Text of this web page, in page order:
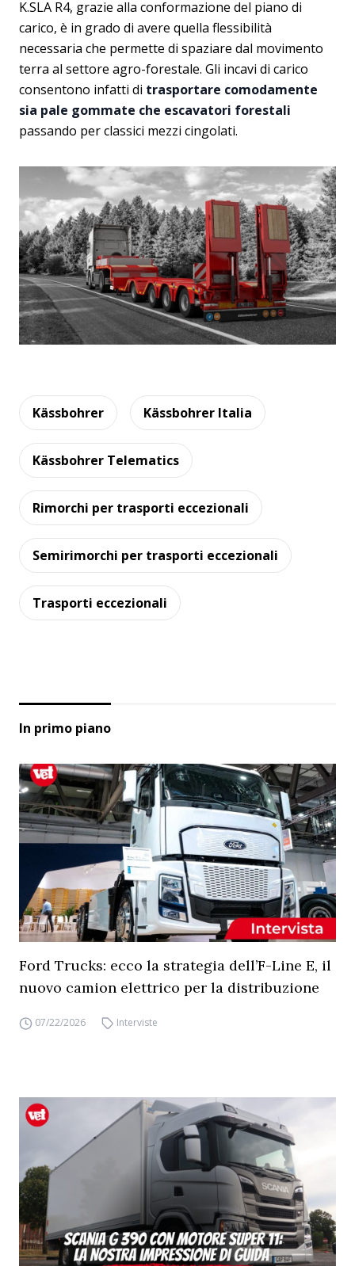
K.SLA R4, grazie alla conformazione del piano di
carico, è in grado di avere quella flessibilità
necessaria che permette di spaziare dal movimento
terra al settore agro-forestale. Gli incavi di carico
consentono infatti di trasportare comodamente
sia pale gommate che escavatori forestali
passando per classici mezzi cingolati.
Kässbohrer Kässbohrer Italia
Kässbohrer Telematics
Rimorchi per trasporti eccezionali
Semirimorchi per trasporti eccezionali
Trasporti eccezionali
In primo piano
Ford Trucks: ecco la strategia dell’F-Line E, il
nuovo camion elettrico per la distribuzione
07/22/2026 Interviste